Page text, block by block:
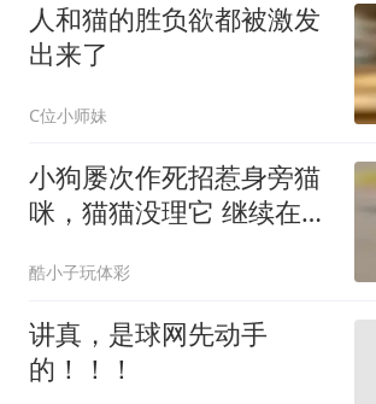
人和猫的胜负欲都被激发
出来了
C位小师妹
小狗屡次作死招惹身旁猫
咪，猫猫没理它 继续在地
你猫叔了行吗
酷小子玩体彩
讲真，是球网先动手
的！！！